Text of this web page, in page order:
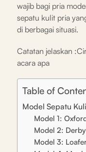
wajib bagi pria
sepatu kulit pria
di berbagai situasi.
Catatan jelaskan
acara apa
Table of
Model Sepatu
Model 1:
Model 2: Derby
Model 3: